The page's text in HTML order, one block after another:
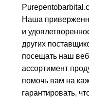
Наша
и
других
посещать наш
ассортимент
помочь вам на
гарантировать,